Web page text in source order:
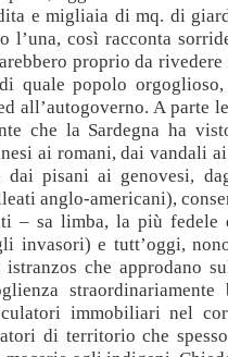
e migliaia di mq. di
l’una, così racconta
proprio da
quale popolo orgoglioso,
all’autogoverno. A parte
che la Sardegna ha
ai romani, dai vandali
dai pisani ai genovesi,
anglo-americani),
– sa limba, la più fedele
invasori) e tutt’oggi,
che approdano
immobiliari nel
di territorio che spesso